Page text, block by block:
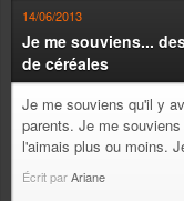
14/06/2013
Je me souviens...
de céréales
Je me souviens qu'il y
parents. Je me
l'aimais plus ou moins.
Écrit parAriane